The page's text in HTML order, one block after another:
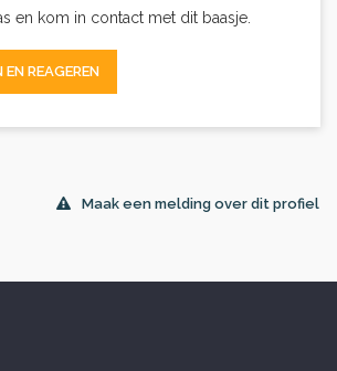
en kom in contact met dit baasje.
EN REAGEREN
Maak een melding over dit profiel